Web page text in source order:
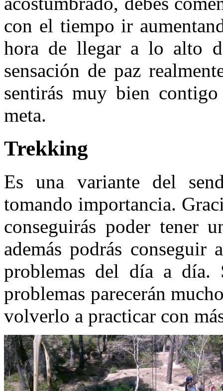
con el tiempo ir
hora de llegar a lo alto
sensación de paz
sentirás muy bien
meta.
Trekking
Es una variante del
tomando importancia.
conseguirás poder tener
además podrás
problemas del día a día.
problemas parecerán
volverlo a practicar con